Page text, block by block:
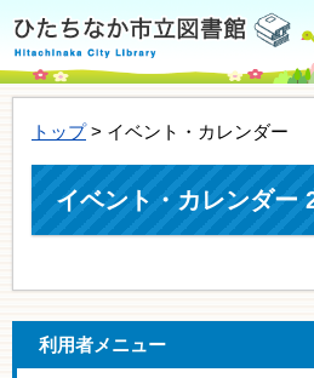
トップ> イベント・カレンダー
イベント・カレンダー
利用者メニュー